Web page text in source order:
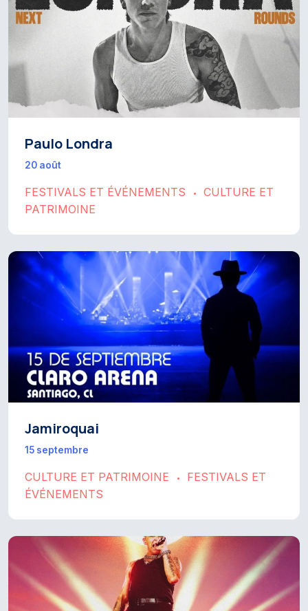
Paulo Londra
20 août
FESTIVALS ET ÉVÉNEMENTS •
CULTURE ET
PATRIMOINE
Jamiroquai
15 septembre
CULTURE ET PATRIMOINE •
FESTIVALS ET
ÉVÉNEMENTS